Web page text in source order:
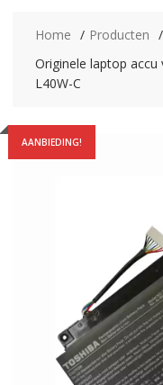
Home
Producten
Originele laptop
L40W-C
AANBIEDING!